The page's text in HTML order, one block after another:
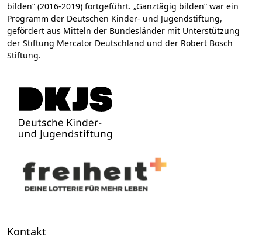
bilden“ (2016-2019) fortgeführt. „Ganztägig bilden“ war ein
Programm der Deutschen Kinder- und Jugendstiftung,
gefördert aus Mitteln der Bundesländer mit Unterstützung
der Stiftung Mercator Deutschland und der Robert Bosch
Stiftung.
Kontakt